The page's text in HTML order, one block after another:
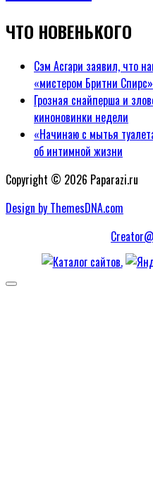
ЧТО НОВЕНЬКОГО
Сэм Асгари заявил, что
«мистером Бритни Спирс»
Грозная снайперша и
киноновинки недели
«Начинаю с мытья
об интимной жизни
Copyright © 2026 Paparazi.ru
Design by ThemesDNA.com
Scroll